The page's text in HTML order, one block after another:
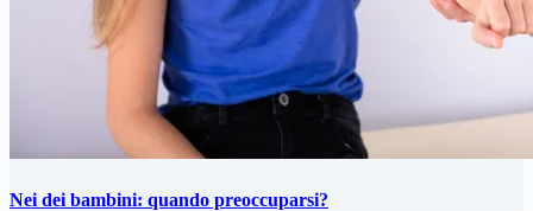
Nei dei bambini: quando preoccuparsi?